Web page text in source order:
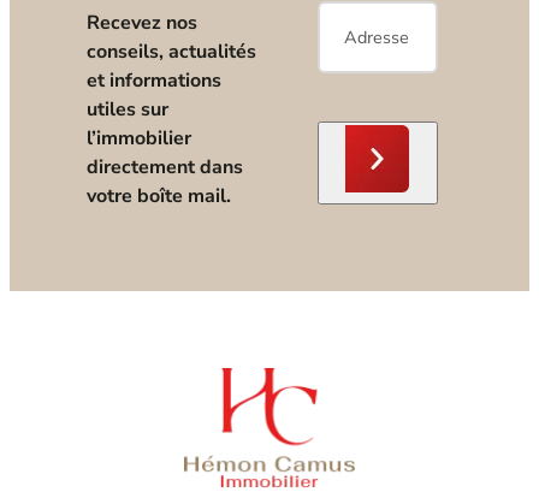
Recevez nos
conseils, actualités
et informations
utiles sur
l’immobilier
directement dans
votre boîte mail.
E-
mail*